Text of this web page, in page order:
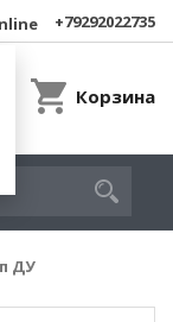
+79292022735
Корзина
ДУ